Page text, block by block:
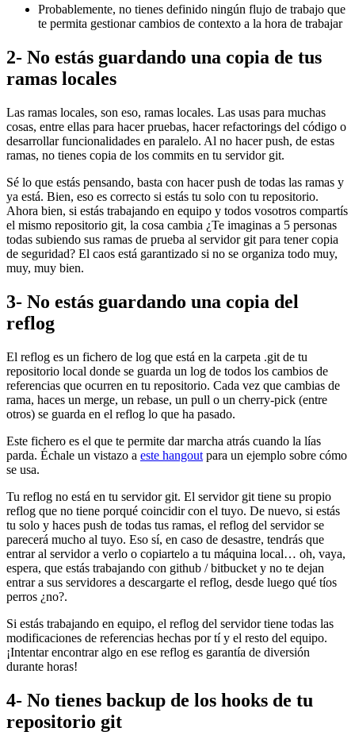
Probablemente, no tienes definido ningún flujo de trabajo que
te permita gestionar cambios de contexto a la hora de trabajar
2- No estás guardando una copia de tus
ramas locales
Las ramas locales, son eso, ramas locales. Las usas para muchas
cosas, entre ellas para hacer pruebas, hacer refactorings del código o
desarrollar funcionalidades en paralelo. Al no hacer push, de estas
ramas, no tienes copia de los commits en tu servidor git.
Sé lo que estás pensando, basta con hacer push de todas las ramas y
ya está. Bien, eso es correcto si estás tu solo con tu repositorio.
Ahora bien, si estás trabajando en equipo y todos vosotros compartís
el mismo repositorio git, la cosa cambia ¿Te imaginas a 5 personas
todas subiendo sus ramas de prueba al servidor git para tener copia
de seguridad? El caos está garantizado si no se organiza todo muy,
muy, muy bien.
3- No estás guardando una copia del
reflog
El reflog es un fichero de log que está en la carpeta .git de tu
repositorio local donde se guarda un log de todos los cambios de
referencias que ocurren en tu repositorio. Cada vez que cambias de
rama, haces un merge, un rebase, un pull o un cherry-pick (entre
otros) se guarda en el reflog lo que ha pasado.
Este fichero es el que te permite dar marcha atrás cuando la lías
parda. Échale un vistazo a este hangout para un ejemplo sobre cómo
se usa.
Tu reflog no está en tu servidor git. El servidor git tiene su propio
reflog que no tiene porqué coincidir con el tuyo. De nuevo, si estás
tu solo y haces push de todas tus ramas, el reflog del servidor se
parecerá mucho al tuyo. Eso sí, en caso de desastre, tendrás que
entrar al servidor a verlo o copiartelo a tu máquina local… oh, vaya,
espera, que estás trabajando con github / bitbucket y no te dejan
entrar a sus servidores a descargarte el reflog, desde luego qué tíos
perros ¿no?.
Si estás trabajando en equipo, el reflog del servidor tiene todas las
modificaciones de referencias hechas por tí y el resto del equipo.
¡Intentar encontrar algo en ese reflog es garantía de diversión
durante horas!
4- No tienes backup de los hooks de tu
repositorio git